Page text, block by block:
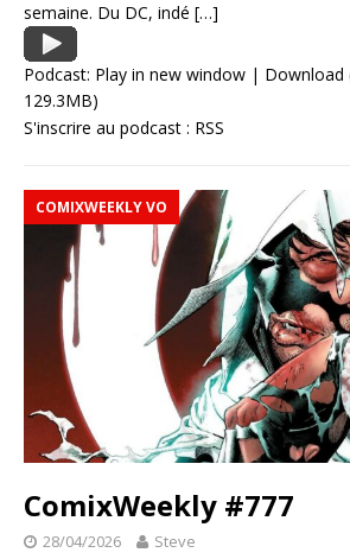
semaine. Du DC, indé […]
Podcast: Play in new window | Download
129.3MB)
S'inscrire au podcast : RSS
COMIXWEEKLY VO
ComixWeekly #777
28/04/2026 Steve